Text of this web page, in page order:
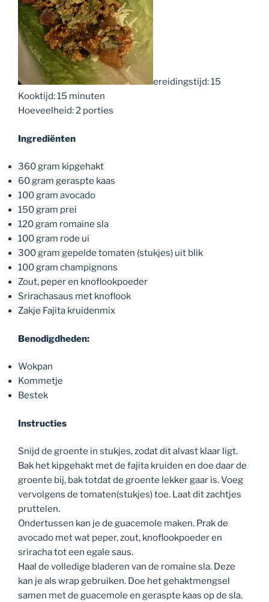
ereidingstijd: 15
Kooktijd: 15 minuten
Hoeveelheid: 2 porties
Ingrediënten
360 gram kipgehakt
60 gram geraspte kaas
100 gram avocado
150 gram prei
120 gram romaine sla
100 gram rode ui
300 gram gepelde tomaten (stukjes) uit blik
100 gram champignons
Zout, peper en knoflookpoeder
Srirachasaus met knoflook
Zakje Fajita kruidenmix
Benodigdheden:
Wokpan
Kommetje
Bestek
Instructies
Snijd de groente in stukjes, zodat dit alvast klaar ligt.
Bak het kipgehakt met de fajita kruiden en doe daar de
groente bij, bak totdat de groente lekker gaar is. Voeg
vervolgens de tomaten(stukjes) toe. Laat dit zachtjes
pruttelen.
Ondertussen kan je de guacemole maken. Prak de
avocado met wat peper, zout, knoflookpoeder en
sriracha tot een egale saus.
Haal de volledige bladeren van de romaine sla. Deze
kan je als wrap gebruiken. Doe het gehaktmengsel
samen met de guacemole en geraspte kaas op de sla.